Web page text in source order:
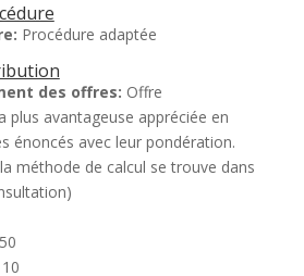
Procédure adaptée
des offres: Offre
plus avantageuse appréciée en
énoncés avec leur pondération.
méthode de calcul se trouve dans